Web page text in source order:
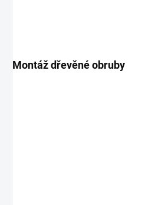
Montáž dřevěné obruby